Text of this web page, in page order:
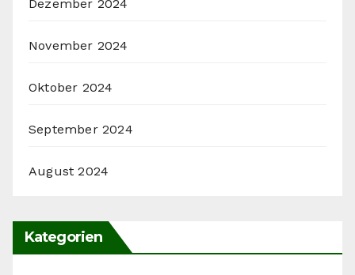
Dezember 2024
November 2024
Oktober 2024
September 2024
August 2024
Kategorien